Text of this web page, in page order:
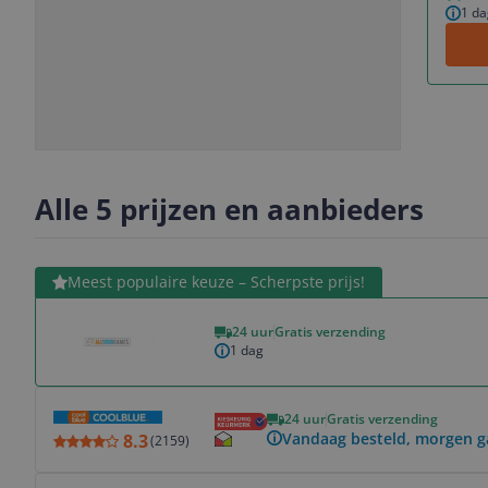
1
Alle 5 prijzen en aanbieders
Meest populaire keuze – Scherpste prijs!
24 uurGratis verzending
1 dag
Bekijk product
8.3(2159)
24 uurGratis verzending
Vandaag besteld, morgen